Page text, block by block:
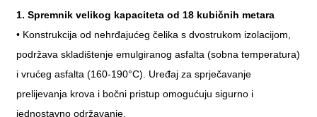
1. Spremnik velikog kapaciteta od 18 kubičnih metara
• Konstrukcija od nehrđajućeg čelika s dvostrukom izolacijom,
podržava skladištenje emulgiranog asfalta (sobna temperatura)
i vrućeg asfalta (160-190°C). Uređaj za sprječavanje
prelijevanja krova i bočni pristup omogućuju sigurno i
jednostavno održavanje.